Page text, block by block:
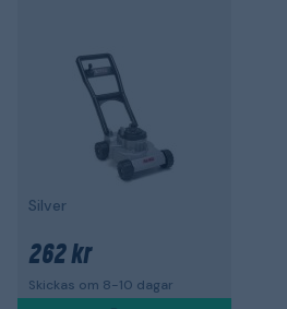
Silver
262 kr
Skickas om 8-10 dagar